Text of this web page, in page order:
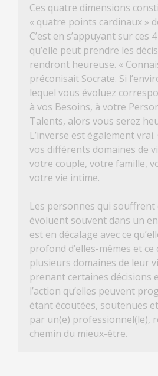
Ces quatre dimensions
« quatre points cardinaux »
C’est en s’appuyant sur ces
qu’elle peut prendre les
rendront heureuse. «
préconisait Socrate. Si
lequel vous évoluez
à vos Besoins, à votre
Talents, alors vous serez
L’inverse est également
vos différents domaines de
votre couple, votre famille,
votre vie intime.
Les personnes qui souffrent
évoluent souvent dans un
est en décalage avec ce
profond d’elles-mêmes et
plusieurs domaines de leur
prenant certaines décisions
l’action qu’elles peuvent
étant écoutées, soutenues
par un(e) professionnel(le),
chemin du mieux-être.